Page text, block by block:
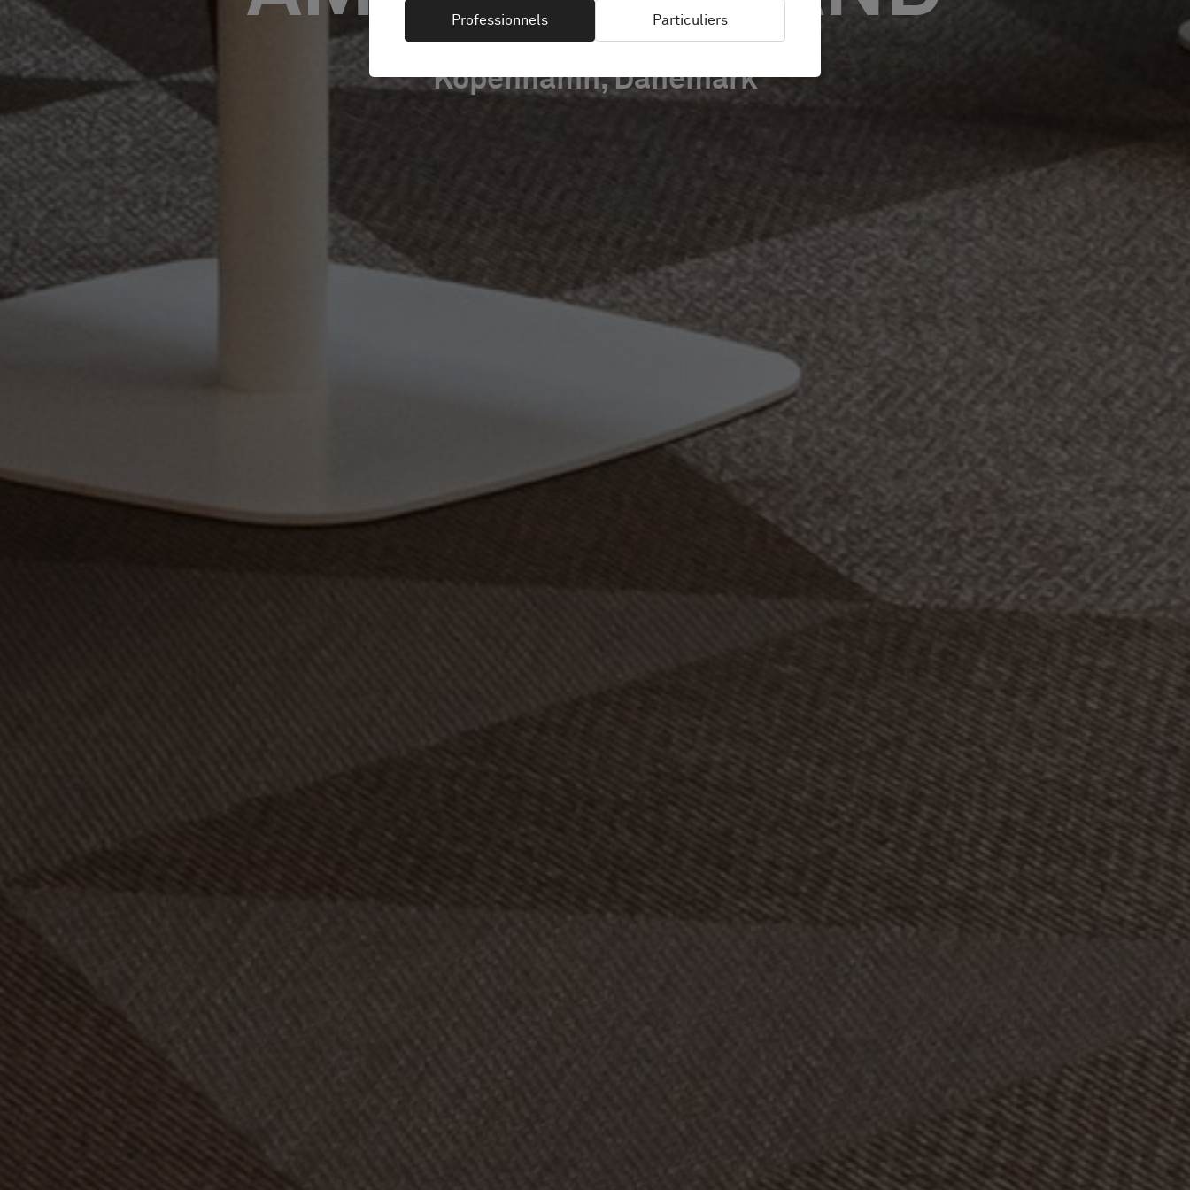
Köpenhamn, Danemark
Professionnels Particuliers